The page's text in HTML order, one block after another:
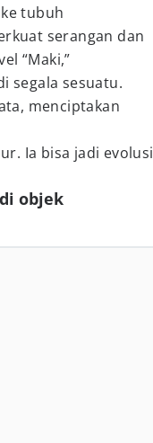
tubuh
serangan dan
“Maki,”
segala sesuatu.
menciptakan
Ia bisa jadi evolusi
objek